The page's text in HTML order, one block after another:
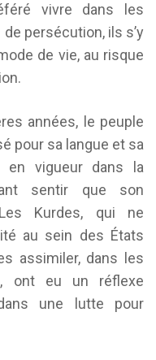
vivre dans les
persécution, ils s’y
de vie, au risque
années, le peuple
pour sa langue et sa
en vigueur dans la
sentir que son
Kurdes, qui ne
au sein des États
assimiler, dans les
ont eu un réflexe
une lutte pour